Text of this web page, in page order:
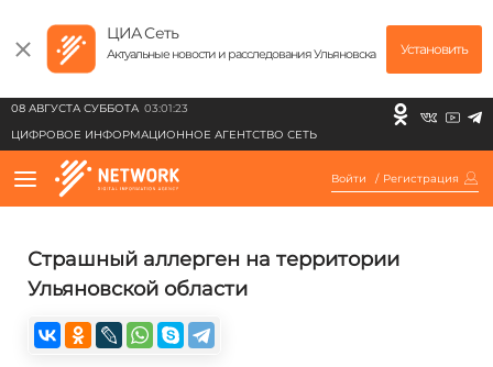
ЦИА Сеть
Актуальные новости и расследования Ульяновска Установить
08 АВГУСТА СУББОТА 03:01:23
ЦИФРОВОЕ ИНФОРМАЦИОННОЕ АГЕНТСТВО СЕТЬ
Войти / Регистрация
Страшный аллерген на территории
Ульяновской области